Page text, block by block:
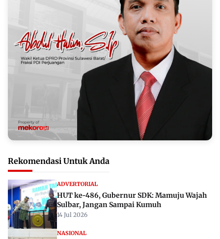
Rekomendasi Untuk Anda
ADVERTORIAL
HUT ke-486, Gubernur SDK: Mamuju Wajah
Sulbar, Jangan Sampai Kumuh
14 Jul 2026
NASIONAL